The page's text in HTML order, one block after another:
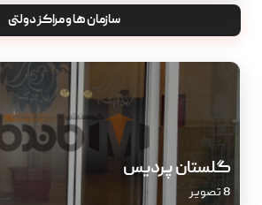
سازمان ها و مراکز دولتی
گلستان پردیس
8 تصویر